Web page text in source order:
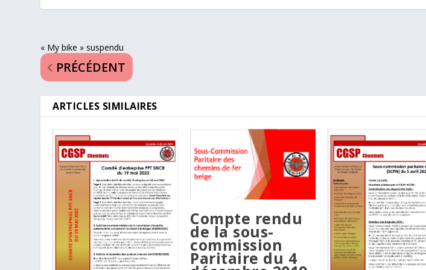
« My bike » suspendu
PRÉCÉDENT
ARTICLES SIMILAIRES
Compte rendu
de la sous-
commission
Paritaire du 4